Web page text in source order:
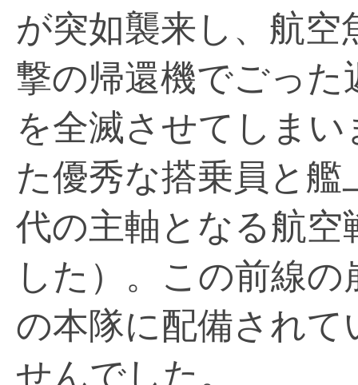
が突如襲来し、航空
撃の帰還機でごっ
を全滅させてしま
た優秀な搭乗員と
代の主軸となる航空
した）。この前線
の本隊に配備され
せんでした。